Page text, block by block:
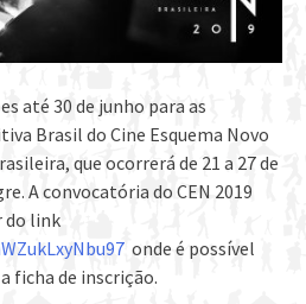
até 30 de junho para as
Brasil do Cine Esquema Novo
que ocorrerá de 21 a 27 de
A convocatória do CEN 2019
do link
onde é possível
ficha de inscrição.